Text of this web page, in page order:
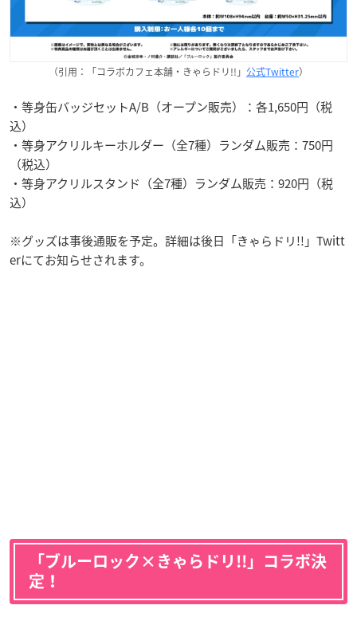
（引用：「コラボカフェ本舗・きゃらドリ!!」 公式Twitter）
・等身缶バッジセットA/B（オープン販売）：各1,650円（税
込）
・等身アクリルキーホルダー（全7種）ランダム販売：750円
（税込）
・等身アクリルスタンド（全7種）ランダム販売：920円（税
込）
※グッズは事後通販を予定。詳細は後日「きゃらドリ!!」Twitt
erにてお知らせされます。
「ブルーロック×きゃらドリ!!」コラボ決
定！